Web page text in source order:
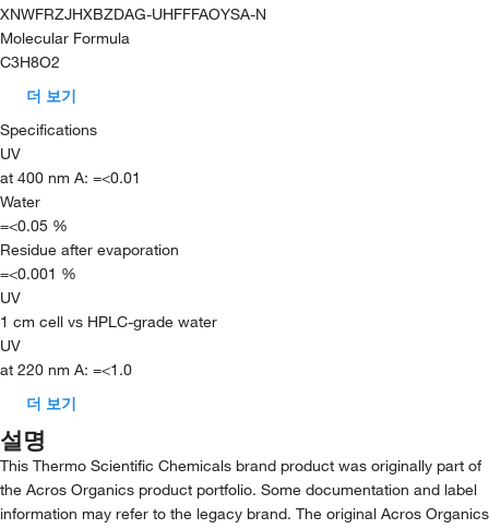
XNWFRZJHXBZDAG-UHFFFAOYSA-N
Molecular Formula
C3H8O2
더 보기
Specifications
UV
at 400 nm A: =<0.01
Water
=<0.05 %
Residue after evaporation
=<0.001 %
UV
1 cm cell vs HPLC-grade water
UV
at 220 nm A: =<1.0
더 보기
설명
This Thermo Scientific Chemicals brand product was originally part of
the Acros Organics product portfolio. Some documentation and label
information may refer to the legacy brand. The original Acros Organics